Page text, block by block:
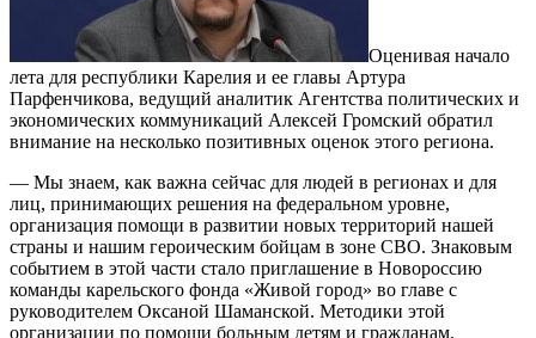
Оценивая начало
лета для республики Карелия и ее главы Артура
Парфенчикова, ведущий аналитик Агентства политических и
экономических коммуникаций Алексей Громский обратил
внимание на несколько позитивных оценок этого региона.
— Мы знаем, как важна сейчас для людей в регионах и для
лиц, принимающих решения на федеральном уровне,
организация помощи в развитии новых территорий нашей
страны и нашим героическим бойцам в зоне СВО. Знаковым
событием в этой части стало приглашение в Новороссию
команды карельского фонда «Живой город» во главе с
руководителем Оксаной Шаманской. Методики этой
организации по помощи больным детям и гражданам,